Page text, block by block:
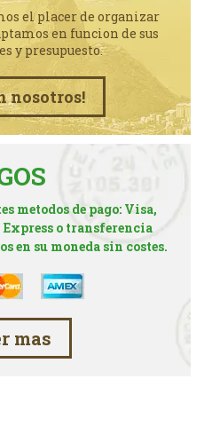
el placer de organizar
en funcion de sus
y presupuesto.
nosotros!
metodos de pago: Visa,
o transferencia
en su moneda sin costes.
mas